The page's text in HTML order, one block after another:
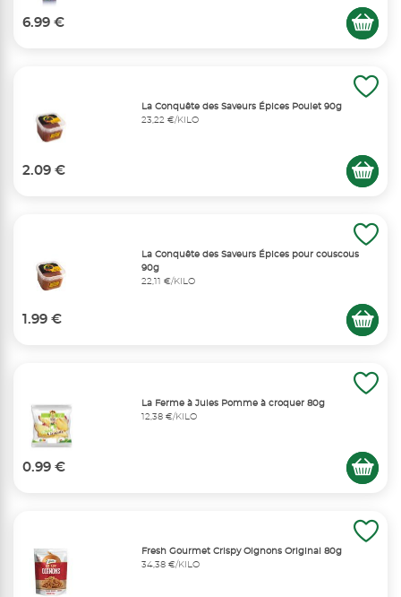
6.99 €
La Conquête des Saveurs Épices Poulet 90g
23,22 €/KILO
2.09 €
La Conquête des Saveurs Épices pour couscous
90g
22,11 €/KILO
1.99 €
La Ferme à Jules Pomme à croquer 80g
12,38 €/KILO
0.99 €
Fresh Gourmet Crispy Oignons Original 80g
34,38 €/KILO